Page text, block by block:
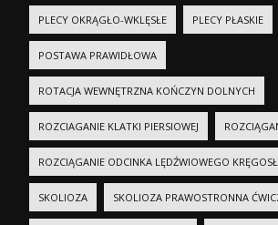
PLECY OKRĄGŁO-WKLĘSŁE PLECY PŁASKIE
POSTAWA PRAWIDŁOWA
ROTACJA WEWNĘTRZNA KOŃCZYN DOLNYCH
ROZCIAGANIE KLATKI PIERSIOWEJ
ROZCIĄGANIE ODCINKA LĘDŹWIOWEGO
SKOLIOZA SKOLIOZA PRAWOSTRONNA